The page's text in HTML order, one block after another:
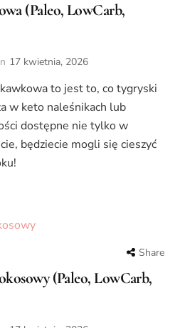
(Paleo, LowCarb,
17 kwietnia, 2026
to jest to, co tygryski
w keto naleśnikach lub
dostępne nie tylko w
będziecie mogli się cieszyć
Share
(Paleo, LowCarb,